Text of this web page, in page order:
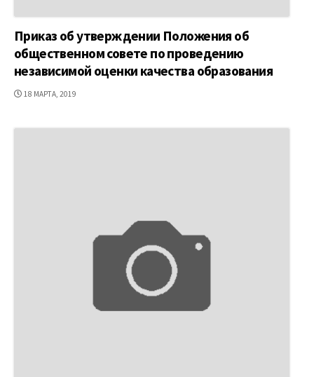
Приказ об утверждении Положения об
общественном совете по проведению
независимой оценки качества образования
ДАТА
18 МАРТА, 2019